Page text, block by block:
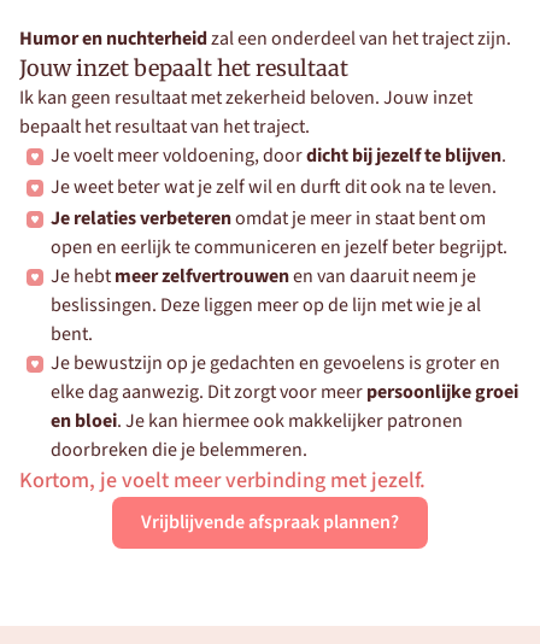
Humor en nuchterheid zal een onderdeel van het traject zijn.
Jouw inzet bepaalt het resultaat
Ik kan geen resultaat met zekerheid beloven. Jouw inzet
bepaalt het resultaat van het traject.
Je voelt meer voldoening, door dicht bij jezelf te blijven.
Je weet beter wat je zelf wil en durft dit ook na te leven.
Je relaties verbeteren omdat je meer in staat bent om
open en eerlijk te communiceren en jezelf beter begrijpt.
Je hebt meer zelfvertrouwen en van daaruit neem je
beslissingen. Deze liggen meer op de lijn met wie je al
bent.
Je bewustzijn op je gedachten en gevoelens is groter en
elke dag aanwezig. Dit zorgt voor meer persoonlijke groei
en bloei. Je kan hiermee ook makkelijker patronen
doorbreken die je belemmeren.
Kortom, je voelt meer verbinding met jezelf.
Vrijblijvende afspraak plannen?